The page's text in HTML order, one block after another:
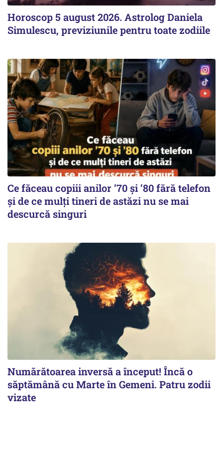
Horoscop 5 august 2026. Astrolog Daniela
Simulescu, previziunile pentru toate zodiile
Ce făceau copiii anilor ’70 și ’80 fără telefon
și de ce mulți tineri de astăzi nu se mai
descurcă singuri
Numărătoarea inversă a început! Încă o
săptămână cu Marte în Gemeni. Patru zodii
vizate